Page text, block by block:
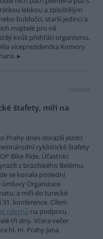
lebkou a zploštělým
buldočci, starší jedinci a
majitelé pro ně
kvůli přehřátí organismu,
viceprezidentka Komory
reklama
štafety, míří na
Prahy dnes dorazili jezdci
cyklistické štafety
Bike Ride. Účastníci
z brazilského Belému,
se konala poslední
Organizace
a míří do turecké
konference. Cílem
návrhů na podporu
tři dny. Včera večer
hl. m. Prahy Jana